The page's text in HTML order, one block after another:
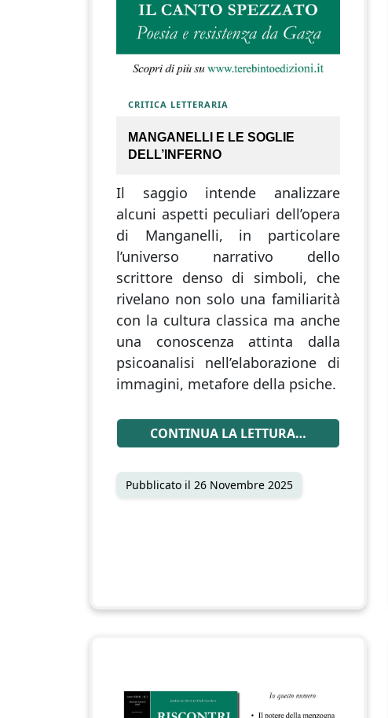
CRITICA LETTERARIA
MANGANELLI E LE SOGLIE
DELL’INFERNO
Il saggio intende analizzare
alcuni aspetti peculiari dell’opera
di Manganelli, in particolare
l’universo narrativo dello
scrittore denso di simboli, che
rivelano non solo una familiarità
con la cultura classica ma anche
una conoscenza attinta dalla
psicoanalisi nell’elaborazione di
immagini, metafore della psiche.
CONTINUA LA LETTURA…
Pubblicato il 26 Novembre 2025